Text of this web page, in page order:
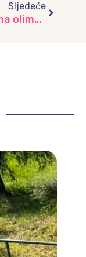
Sljedeće
Tragovima olimpijske magije, vrtić „Zeko“